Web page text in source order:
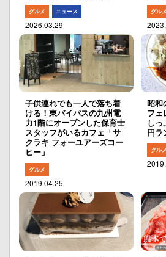
グルメ ニュース
2026.03.29
グルメ
子供連れでも一人で落ち着
ける！東バイパスの九州電
力1階にオープンした保育士
スタッフがいるカフェ「サ
クラキ フォーユアーズコー
ヒー」
グルメ
2019.04.25
昭和
フェ
しっ
円ラ
グルメ